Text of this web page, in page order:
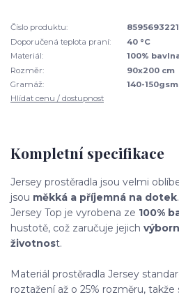
Číslo produktu:
Doporučená teplota praní:
40 °C
Materiál:
100%
Rozměr:
90x200 cm
Gramáž:
140-150gsm
Hlídat cenu / dostupnost
Kompletní specifikace
Jersey prostěradla jsou velmi
jsou měkká a příjemná na dotek
Jersey Top je vyrobena ze 100%
hustotě, což zaručuje jejich
životnost.
Materiál prostěradla Jersey
roztažení až o 25% rozměru,